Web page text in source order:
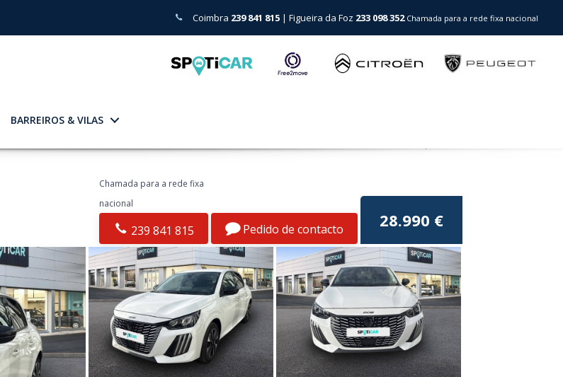
Coimbra 239 841 815 | Figueira da Foz 233 098 352Chamada para a rede fixa nacional
BARREIROS & VILAS
Chamada para a rede fixa
nacional
28.990 €